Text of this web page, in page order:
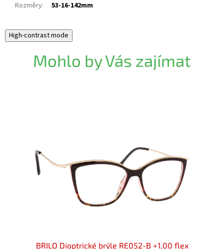
Rozměry: 53-16-142mm
High-contrast mode
Mohlo by Vás zajímat
BRILO Dioptrické brýle RE052-B +1,00 flex